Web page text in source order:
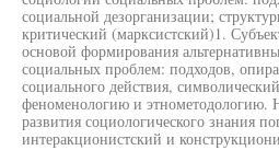
социальной дезорганизации;
критический (марксистский)1.
основой формирования
социальных проблем: подходов,
социального действия,
феноменологию и этнометодологию.
развития социологического знания
интеракционистский и